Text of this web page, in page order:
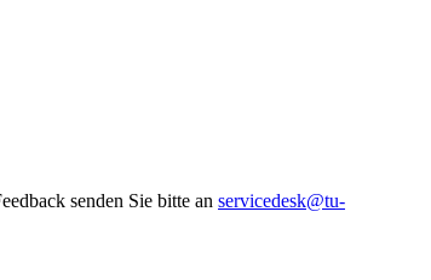
senden Sie bitte an servicedesk@tu-